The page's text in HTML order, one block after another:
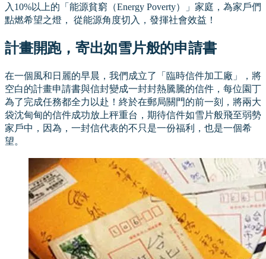
入10%以上的「能源貧窮（Energy Poverty）」家庭，為家戶們
點燃希望之燈， 從能源角度切入，發揮社會效益！
計畫開跑，寄出如雪片般的申請書
在一個風和日麗的早晨，我們成立了「臨時信件加工廠」，將
空白的計畫申請書與信封變成一封封熱騰騰的信件，每位園丁
為了完成任務都全力以赴！終於在郵局關門的前一刻，將兩大
袋沈甸甸的信件成功放上秤重台，期待信件如雪片般飛至弱勢
家戶中，因為，一封信代表的不只是一份福利，也是一個希
望。